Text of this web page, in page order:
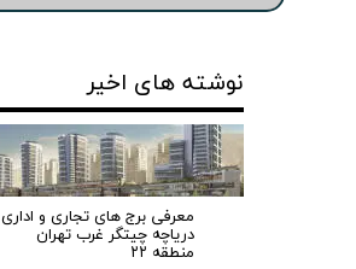
نوشته های اخیر
معرفی برج های تجاری و اداری
دریاچه چیتگر غرب تهران
منطقه ۲۲